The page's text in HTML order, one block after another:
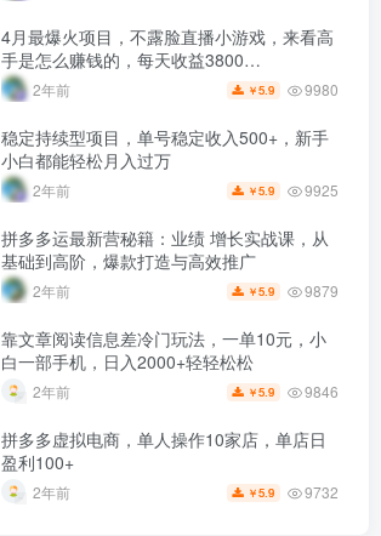
4月最爆火项目，不露脸直播小游戏，来看高
手是怎么赚钱的，每天收益3800…
2年前 ￥5.9 9980
稳定持续型项目，单号稳定收入500+，新手
小白都能轻松月入过万
2年前 ￥5.9 9925
拼多多运最新营秘籍：业绩 增长实战课，从
基础到高阶，爆款打造与高效推广
2年前 ￥5.9 9879
靠文章阅读信息差冷门玩法，一单10元，小
白一部手机，日入2000+轻轻松松
2年前 ￥5.9 9846
拼多多虚拟电商，单人操作10家店，单店日
盈利100+
2年前 ￥5.9 9732